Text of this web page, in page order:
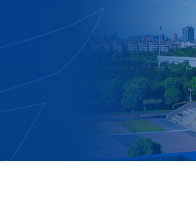
专业设置
通知公告
科研动态 学工动态
学科竞赛